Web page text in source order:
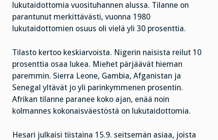
lukutaidottomia vuosituhannen alussa. Tilanne on
parantunut merkittävästi, vuonna 1980
lukutaidottomien osuus oli vielä yli 30 prosenttia.
Tilasto kertoo keskiarvoista. Nigerin naisista reilut 10
prosenttia osaa lukea. Miehet pärjäävät hieman
paremmin. Sierra Leone, Gambia, Afganistan ja
Senegal yltävät jo yli parinkymmenen prosentin.
Afrikan tilanne paranee koko ajan, enää noin
kolmannes kokonaisväestöstä on lukutaidottomia.
Hesari julkaisi tiistaina 15.9. seitsemän asiaa, joista